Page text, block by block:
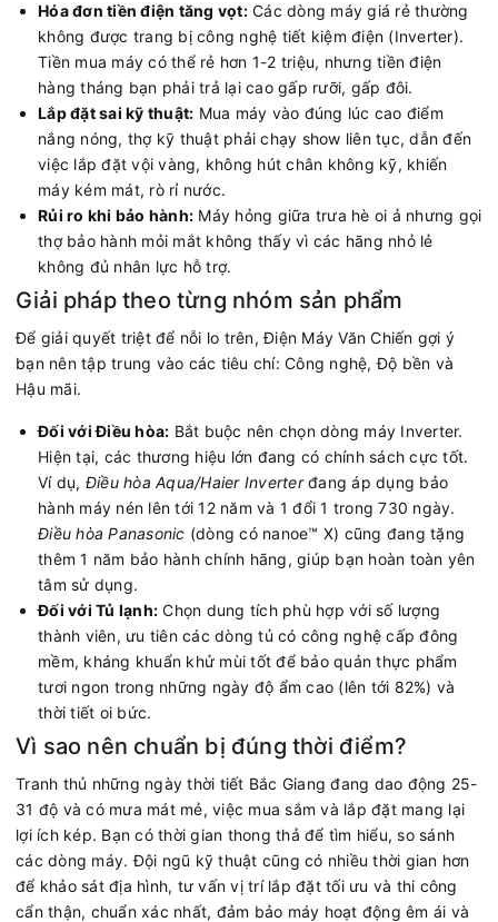
Hóa đơn tiền điện tăng vọt:Các dòng máy giá rẻ thường
không được trang bị công nghệ tiết kiệm điện (Inverter).
Tiền mua máy có thể rẻ hơn 1-2 triệu, nhưng tiền điện
hàng tháng bạn phải trả lại cao gấp rưỡi, gấp đôi.
Lắp đặt sai kỹ thuật: Mua máy vào đúng lúc cao điểm
nắng nóng, thợ kỹ thuật phải chạy show liên tục, dẫn đến
việc lắp đặt vội vàng, không hút chân không kỹ, khiến
máy kém mát, rò rỉ nước.
Rủi ro khi bảo hành: Máy hỏng giữa trưa hè oi ả nhưng gọi
thợ bảo hành mỏi mắt không thấy vì các hãng nhỏ lẻ
không đủ nhân lực hỗ trợ.
Giải pháp theo từng nhóm sản phẩm
Để giải quyết triệt để nỗi lo trên, Điện Máy Văn Chiến gợi ý
bạn nên tập trung vào các tiêu chí: Công nghệ, Độ bền và
Hậu mãi.
Đối với Điều hòa: Bắt buộc nên chọn dòng máy Inverter.
Hiện tại, các thương hiệu lớn đang có chính sách cực tốt.
Ví dụ, Điều hòa Aqua/Haier Inverterđang áp dụng bảo
hành máy nén lên tới 12 năm và 1 đổi 1 trong 730 ngày.
Điều hòa Panasonic (dòng có nanoe™ X) cũng đang tặng
thêm 1 năm bảo hành chính hãng, giúp bạn hoàn toàn yên
tâm sử dụng.
Đối với Tủ lạnh: Chọn dung tích phù hợp với số lượng
thành viên, ưu tiên các dòng tủ có công nghệ cấp đông
mềm, kháng khuẩn khử mùi tốt để bảo quản thực phẩm
tươi ngon trong những ngày độ ẩm cao (lên tới 82%) và
thời tiết oi bức.
Vì sao nên chuẩn bị đúng thời điểm?
Tranh thủ những ngày thời tiết Bắc Giang đang dao động 25-
31 độ và có mưa mát mẻ, việc mua sắm và lắp đặt mang lại
lợi ích kép. Bạn có thời gian thong thả để tìm hiểu, so sánh
các dòng máy. Đội ngũ kỹ thuật cũng có nhiều thời gian hơn
để khảo sát địa hình, tư vấn vị trí lắp đặt tối ưu và thi công
cẩn thận, chuẩn xác nhất, đảm bảo máy hoạt động êm ái và